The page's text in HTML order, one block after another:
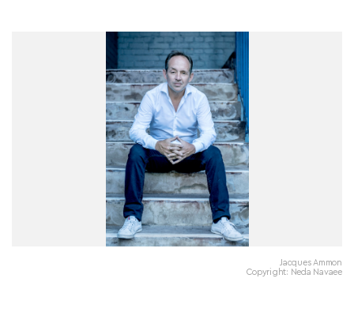
Jacques Ammon
Copyright: Neda Navaee